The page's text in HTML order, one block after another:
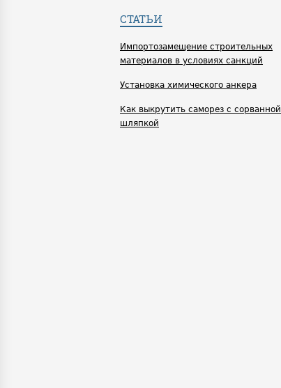
СТАТЬИ
Импортозамещение строительных
материалов в условиях санкций
Установка химического анкера
Как выкрутить саморез с сорванной
шляпкой